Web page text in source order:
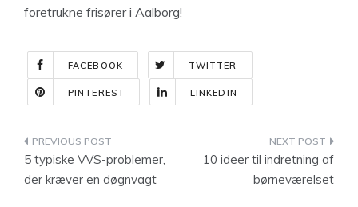
foretrukne frisører i Aalborg!
FACEBOOK TWITTER
PINTEREST LINKEDIN
Indlægsnavigation
5 typiske VVS-problemer,
der kræver en døgnvagt
10 ideer til indretning af
børneværelset